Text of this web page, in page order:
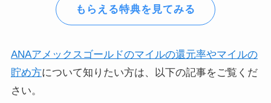
もらえる特典を見てみる
ANAアメックスゴールドのマイルの還元率やマイルの
貯め方について知りたい方は、以下の記事をご覧くだ
さい。